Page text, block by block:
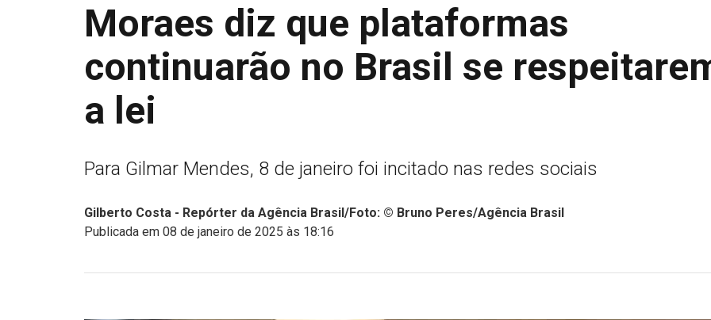
Moraes diz que plataformas
continuarão no Brasil se
a lei
Para Gilmar Mendes, 8 de janeiro foi incitado nas redes sociais
Gilberto Costa - Repórter da Agência Brasil/Foto: © Bruno Peres/Agência Brasil
Publicada em 08 de janeiro de 2025 às 18:16